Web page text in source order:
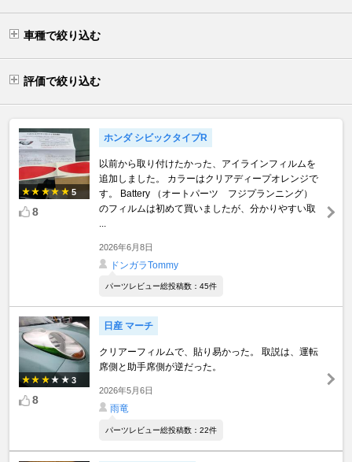
車種で絞り込む
評価で絞り込む
5
8
ホンダ シビックタイプR
以前から取り付けたかった、アイラインフィルムを
追加しました。 カラーはクリアディープオレンジで
す。 Battery （オートパーツ フジプランニング）
のフィルムは初めて買いましたが、分かりやすい取
2026年6月8日
ドンガラTommy
パーツレビュー総投稿数：45件
3
8
日産 マーチ
クリアーフィルムで、貼り易かった。 取説は、運転
席側と助手席側が逆だった。
2026年5月6日
雨竜
パーツレビュー総投稿数：22件